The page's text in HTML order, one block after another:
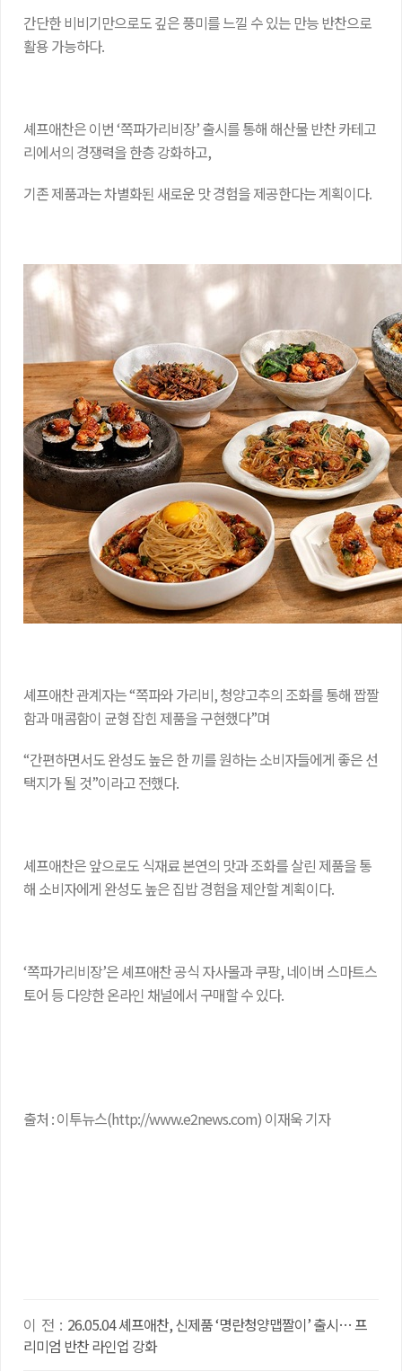
간단한 비비기만으로도 깊은 풍미를 느낄 수 있는 만능 반찬으로
활용 가능하다.
셰프애찬은 이번 ‘쪽파가리비장’ 출시를 통해 해산물 반찬 카테고
리에서의 경쟁력을 한층 강화하고,
기존 제품과는 차별화된 새로운 맛 경험을 제공한다는 계획이다.
셰프애찬 관계자는 “쪽파와 가리비, 청양고추의 조화를 통해 짭짤
함과 매콤함이 균형 잡힌 제품을 구현했다”며
“간편하면서도 완성도 높은 한 끼를 원하는 소비자들에게 좋은 선
택지가 될 것”이라고 전했다.
셰프애찬은 앞으로도 식재료 본연의 맛과 조화를 살린 제품을 통
해 소비자에게 완성도 높은 집밥 경험을 제안할 계획이다.
‘쪽파가리비장’은 셰프애찬 공식 자사몰과 쿠팡, 네이버 스마트스
토어 등 다양한 온라인 채널에서 구매할 수 있다.
출처 : 이투뉴스(http://www.e2news.com) 이재욱 기자
이 전 : 26.05.04 셰프애찬, 신제품 ‘명란청양맵짤이’ 출시… 프
리미엄 반찬 라인업 강화